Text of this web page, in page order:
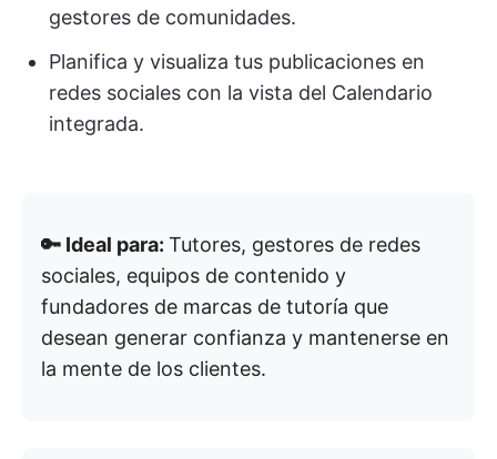
gestores de comunidades.
Planifica y visualiza tus publicaciones en
redes sociales con la vista del Calendario
integrada.
🔑 Ideal para: Tutores, gestores de redes
sociales, equipos de contenido y
fundadores de marcas de tutoría que
desean generar confianza y mantenerse en
la mente de los clientes.